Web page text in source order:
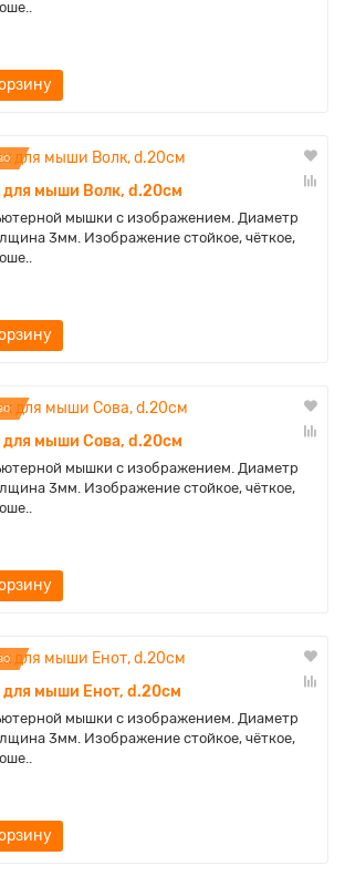
для мыши Волк, d.20см
мышки с изображением. Диаметр
3мм. Изображение стойкое, чёткое,
для мыши Сова, d.20см
мышки с изображением. Диаметр
3мм. Изображение стойкое, чёткое,
для мыши Енот, d.20см
мышки с изображением. Диаметр
3мм. Изображение стойкое, чёткое,